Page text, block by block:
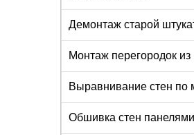
Демонтаж старой
Монтаж перегородок из
Выравнивание стен по
Обшивка стен